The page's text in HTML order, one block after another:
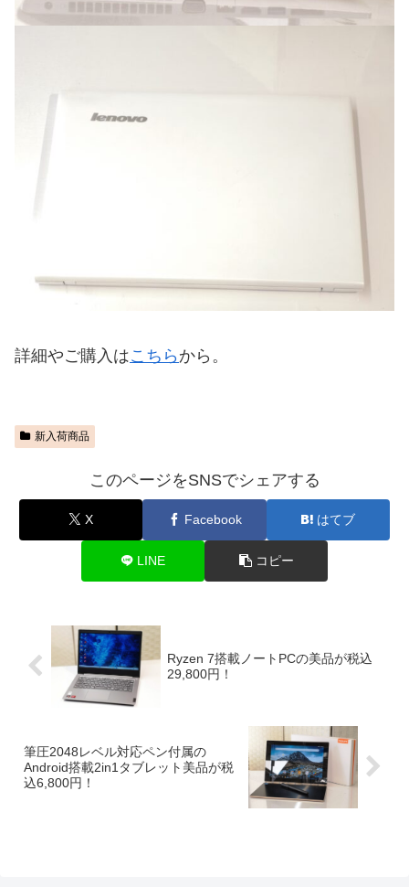
詳細やご購入はこちら から。
新入荷商品
このページをSNSでシェアする
X Facebook はてブ
LINE コピー
Ryzen 7搭載ノートPCの美品が税込
29,800円！
筆圧2048レベル対応ペン付属の
Android搭載2in1タブレット美品が税
込6,800円！